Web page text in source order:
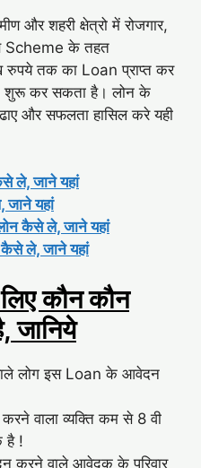
और शहरी क्षेत्रो में रोजगार,
Scheme के तहत
तक का Loan प्राप्त कर
शुरू कर सकता है। लोन के
और सफलता हासिल करे यही
ले, जाने यहां
यहां
कैसे ले, जाने यहां
ले, जाने यहां
कौन कौन
लोग इस Loan के आवेदन
वाला व्यक्ति कम से 8 वी
है !
करने वाले आवेदक के परिवार